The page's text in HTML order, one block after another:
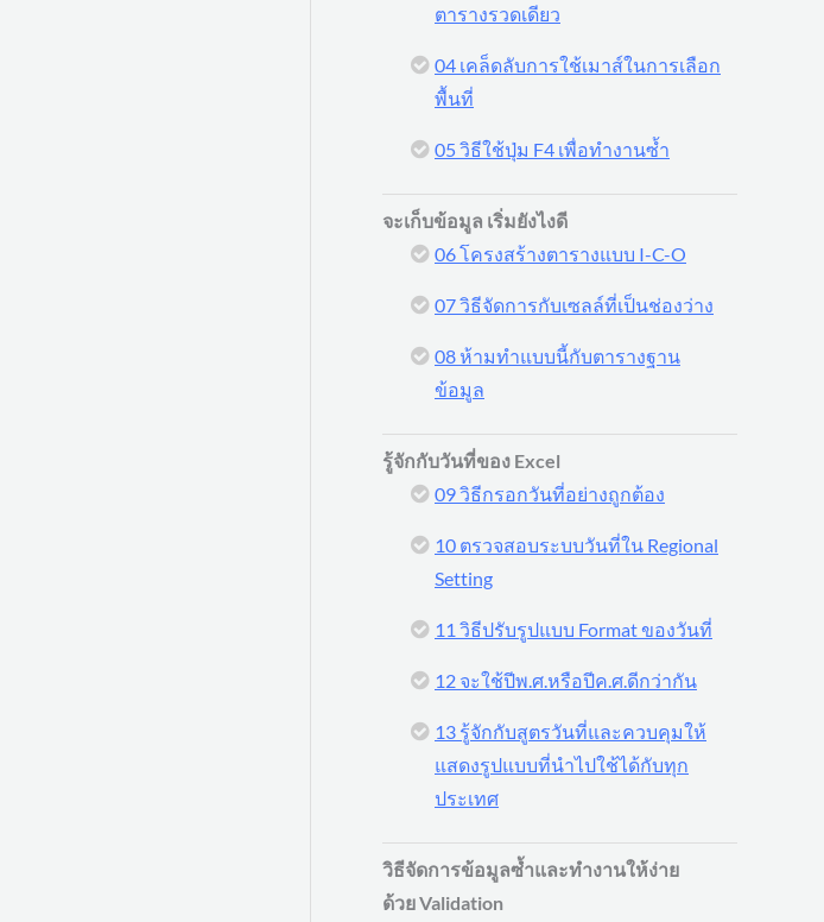
ตารางรวดเดียว
04 เคล็ดลับการใช้เมาส์ในการเลือก
พื้นที่
05 วิธีใช้ปุ่ม F4 เพื่อทำงานซ้ำ
จะเก็บข้อมูล เริ่มยังไงดี
06 โครงสร้างตารางแบบ I-C-O
07 วิธีจัดการกับเซลล์ที่เป็นช่องว่าง
08 ห้ามทำแบบนี้กับตารางฐาน
ข้อมูล
รู้จักกับวันที่ของ Excel
09 วิธีกรอกวันที่อย่างถูกต้อง
10 ตรวจสอบระบบวันที่ใน Regional
Setting
11 วิธีปรับรูปแบบ Format ของวันที่
12 จะใช้ปีพ.ศ.หรือปีค.ศ.ดีกว่ากัน
13 รู้จักกับสูตรวันที่และควบคุมให้
แสดงรูปแบบที่นำไปใช้ได้กับทุก
ประเทศ
วิธีจัดการข้อมูลซ้ำและทำงานให้ง่าย
ด้วย Validation